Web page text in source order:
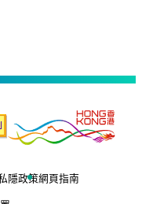
隱政策網頁指南